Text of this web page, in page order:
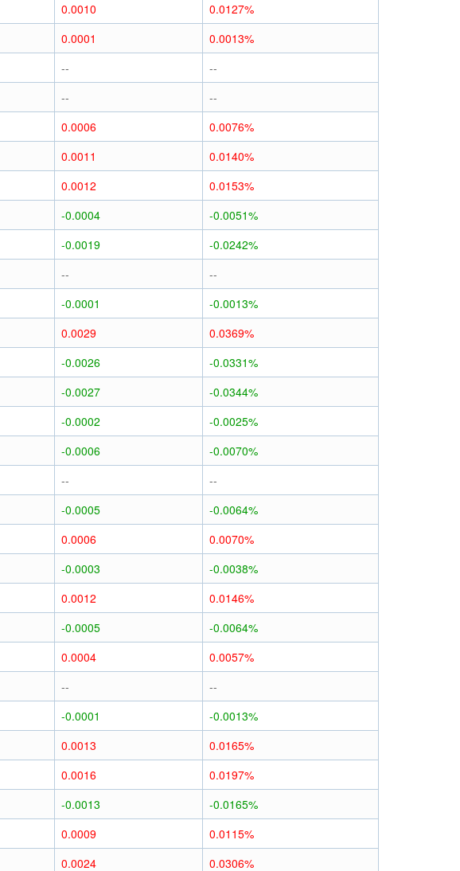
0.0010
0.0127%
0.0001
0.0013%
--
--
--
--
0.0006
0.0076%
0.0011
0.0140%
0.0012
0.0153%
-0.0004
-0.0051%
-0.0019
-0.0242%
--
--
-0.0001
-0.0013%
0.0029
0.0369%
-0.0026
-0.0331%
-0.0027
-0.0344%
-0.0002
-0.0025%
-0.0006
-0.0070%
--
--
-0.0005
-0.0064%
0.0006
0.0070%
-0.0003
-0.0038%
0.0012
0.0146%
-0.0005
-0.0064%
0.0004
0.0057%
--
--
-0.0001
-0.0013%
0.0013
0.0165%
0.0016
0.0197%
-0.0013
-0.0165%
0.0009
0.0115%
0.0024
0.0306%